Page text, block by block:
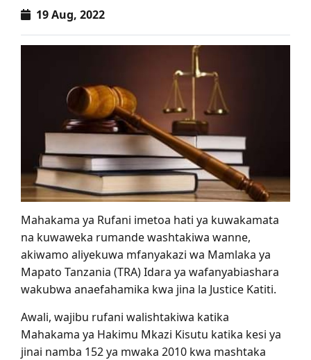
19 Aug, 2022
Mahakama ya Rufani imetoa hati ya kuwakamata
na kuwaweka rumande washtakiwa wanne,
akiwamo aliyekuwa mfanyakazi wa Mamlaka ya
Mapato Tanzania (TRA) Idara ya wafanyabiashara
wakubwa anaefahamika kwa jina la Justice Katiti.
Awali, wajibu rufani walishtakiwa katika
Mahakama ya Hakimu Mkazi Kisutu katika kesi ya
jinai namba 152 ya mwaka 2010 kwa mashtaka